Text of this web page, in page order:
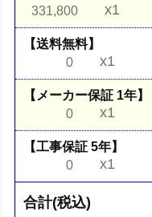
331,800
x1
【送料無料】
0
x1
【メーカー保証 1年】
0
x1
【工事保証 5年】
0
x1
合計(税込)